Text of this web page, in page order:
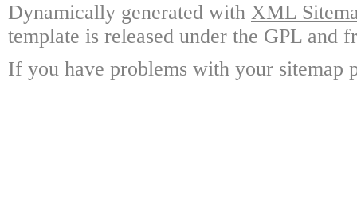
Dynamically generated with XML
template is released under the GPL and
If you have problems with your sitemap